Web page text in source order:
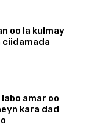
oo la kulmay
ciidamada
amar oo
kara dad